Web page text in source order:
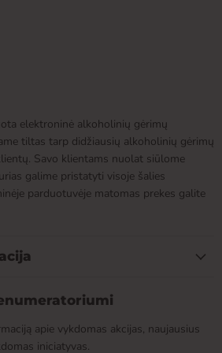
elektroninė alkoholinių gėrimų
tiltas tarp didžiausių alkoholinių gėrimų
Savo klientams nuolat siūlome
galime pristatyti visoje šalies
parduotuvėje matomas prekes galite
apie vykdomas akcijas, naujausius
iniciatyvas.